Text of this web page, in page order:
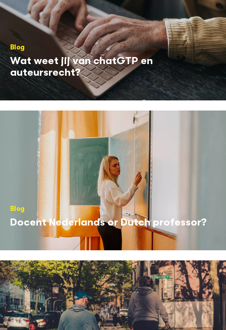
Blog
Wat weet jij van chatGTP en
auteursrecht?
Blog
Docent Nederlands or Dutch professor?